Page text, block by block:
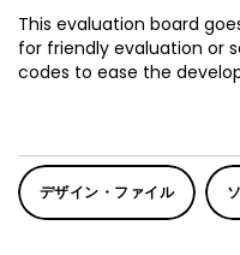
This evaluation board
for friendly evaluation or
codes to ease the
デザイン・ファイル